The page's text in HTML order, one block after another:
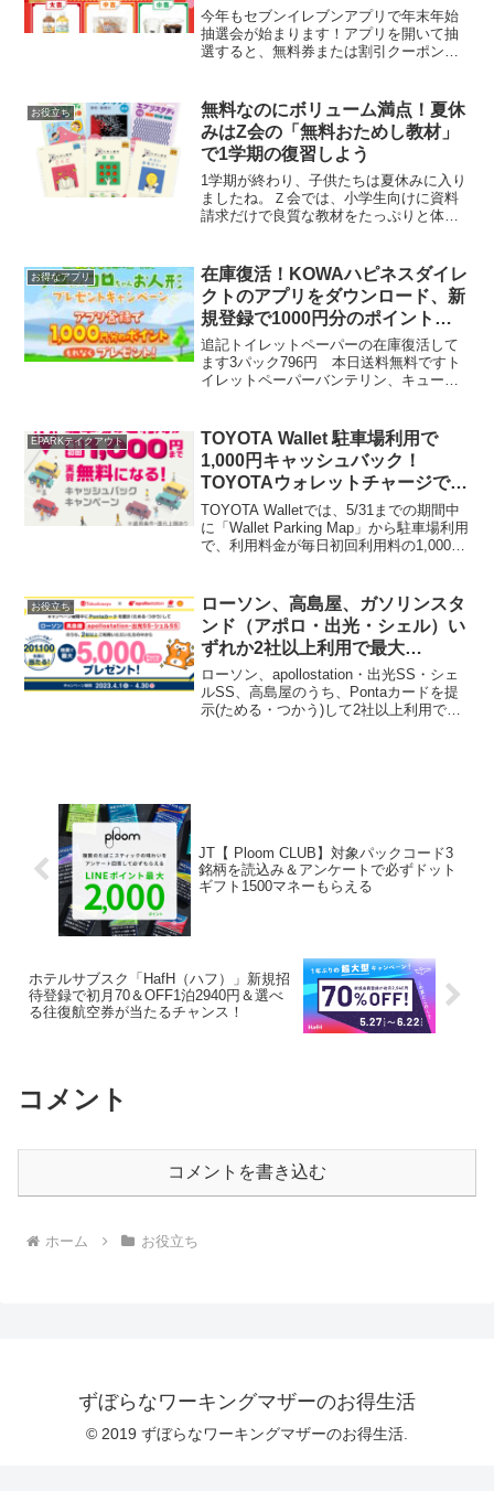
（12/29~1/3）
今年もセブンイレブンアプリで年末年始
抽選会が始まります！アプリを開いて抽
選すると、無料券または割引クーポンが
ポン小吉 セブンカフェ10円引きクーポ
ン たとえばスイ...
お役立ち
無料なのにボリューム満点！夏休
みはZ会の「無料おためし教材」
で1学期の復習しよう
1学期が終わり、子供たちは夏休みに入り
ましたね。Ｚ会では、小学生向けに資料
請求だけで良質な教材をたっぷりと体験
ル』と自由研究と読書感想文のコツがわ
かるクリアファイルを...
お得なアプリ
在庫復活！KOWAハピネスダイレ
クトのアプリをダウンロード、新
規登録で1000円分のポイントが
もらえる（7/7まで）
追記トイレットペーパーの在庫復活して
ます3パック796円 本日送料無料ですト
イレットペーパーバンテリン、キューピ
クトでは、KOWAマイレージクラブアプ
リをダウンロー...
EPARKテイクアウト
TOYOTA Wallet 駐車場利用で
1,000円キャッシュバック！
TOYOTAウォレットチャージで必
ず1,000円！紹介コードあり
TOYOTA Walletでは、5/31までの期間中
に「Wallet Parking Map」から駐車場利用
で、利用料金が毎日初回利用料の1,000円
ト...
お役立ち
ローソン、高島屋、ガソリンスタ
ンド（アポロ・出光・シェル）い
ずれか2社以上利用で最大
5,000Pontaポイントプレゼント
ローソン、apollostation・出光SS・シェ
ルSS、高島屋のうち、Pontaカードを提
示(ためる・つかう)して2社以上利用で、
JT【 Ploom CLUB】対象パックコード3
銘柄を読込み＆アンケートで必ずドット
ギフト1500マネーもらえる
ホテルサブスク「HafH（ハフ）」新規招
待登録で初月70＆OFF1泊2940円＆選べ
る往復航空券が当たるチャンス！
コメント
コメントを書き込む
ホーム お役立ち
ずぼらなワーキングマザーのお得生活
© 2019 ずぼらなワーキングマザーのお得生活.